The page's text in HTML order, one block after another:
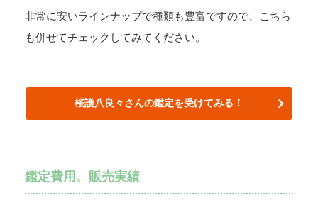
非常に安いラインナップで種類も豊富ですので、こちら
も併せてチェックしてみてください。
桜護八良々さんの鑑定を受けてみる！
鑑定費用、販売実績